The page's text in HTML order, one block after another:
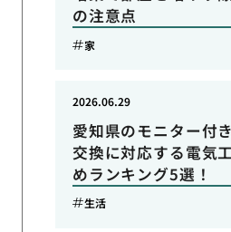
の注意点
家
愛知県のモニター付
交換に対応する電気
めランキング5選！
2026.06.29
生活